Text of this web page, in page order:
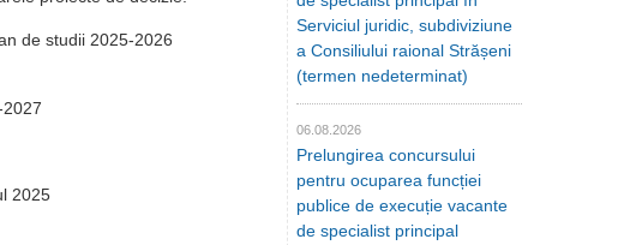
de studii 2025-2026
2025
Serviciul juridic, subdiviziune
a Consiliului raional Strășeni
(termen nedeterminat)
06.08.2026
Prelungirea concursului
pentru ocuparea funcției
publice de execuție vacante
de specialist principal